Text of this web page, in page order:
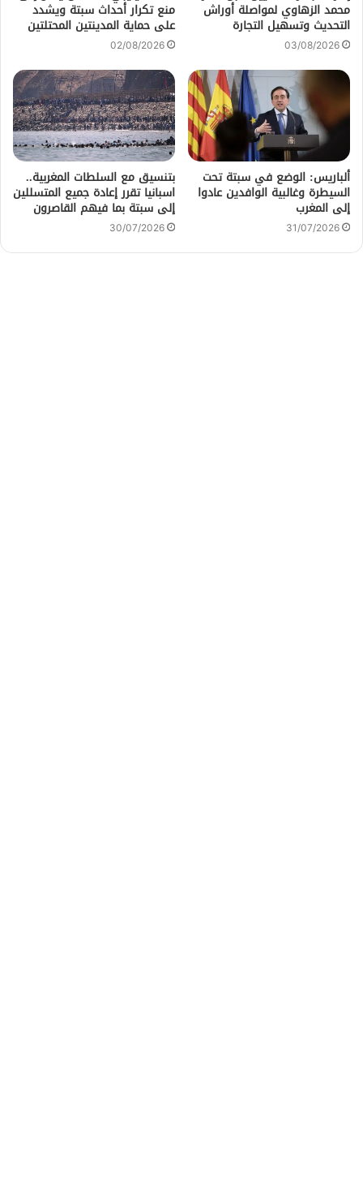
محمد الزهاوي لمواصلة أوراش
التحديث وتسهيل التجارة
03/08/2026
منع تكرار أحداث سبتة ويشدد
على حماية المدينتين المحتلتين
02/08/2026
ألباريس: الوضع في سبتة تحت
السيطرة وغالبية الوافدين عادوا
إلى المغرب
31/07/2026
بتنسيق مع السلطات المغربية..
اسبانيا تقرر إعادة جميع المتسللين
إلى سبتة بما فيهم القاصرون
30/07/2026